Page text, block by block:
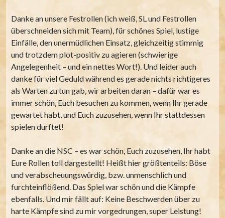
Danke an unsere Festrollen (ich weiß, SL und Festrollen
überschneiden sich mit Team), für schönes Spiel, lustige
Einfälle, den unermüdlichen Einsatz, gleichzeitig stimmig
und trotzdem plot-positiv zu agieren (schwierige
Angelegenheit – und ein nettes Wort!). Und leider auch
danke für viel Geduld während es gerade nichts richtigeres
als Warten zu tun gab, wir arbeiten daran – dafür war es
immer schön, Euch besuchen zu kommen, wenn Ihr gerade
gewartet habt, und Euch zuzusehen, wenn Ihr stattdessen
spielen durftet!
Danke an die NSC – es war schön, Euch zuzusehen, Ihr habt
Eure Rollen toll dargestellt! Heißt hier größtenteils: Böse
und verabscheuungswürdig, bzw. unmenschlich und
furchteinflößend. Das Spiel war schön und die Kämpfe
ebenfalls. Und mir fällt auf: Keine Beschwerden über zu
harte Kämpfe sind zu mir vorgedrungen, super Leistung!